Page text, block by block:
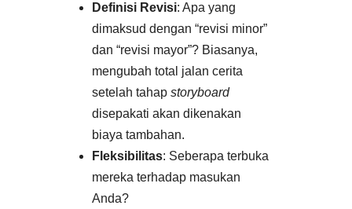
Definisi Revisi: Apa yang
dimaksud dengan “revisi minor”
dan “revisi mayor”? Biasanya,
mengubah total jalan cerita
setelah tahap storyboard
disepakati akan dikenakan
biaya tambahan.
Fleksibilitas: Seberapa terbuka
mereka terhadap masukan
Anda?